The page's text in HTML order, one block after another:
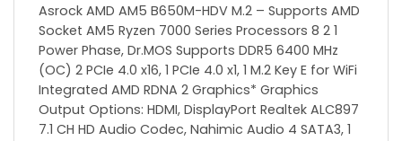
Asrock AMD AM5 B650M-HDV M.2 – Supports AMD
Socket AM5 Ryzen 7000 Series Processors 8 2 1
Power Phase, Dr.MOS Supports DDR5 6400 MHz
(OC) 2 PCIe 4.0 x16, 1 PCIe 4.0 x1, 1 M.2 Key E for WiFi
Integrated AMD RDNA 2 Graphics* Graphics
Output Options: HDMI, DisplayPort Realtek ALC897
7.1 CH HD Audio Codec, Nahimic Audio 4 SATA3, 1